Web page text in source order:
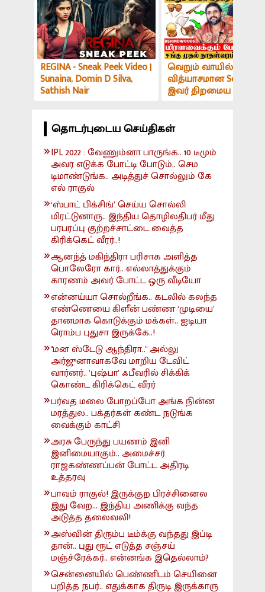
REGINA - Sneak Peek Video |
Sunaina, Domin D Silva,
Sathish Nair
வெறும் வாயில் இப்படி
வித்யாசமான Sound-
இவர் திறமைய பாத்து
தொடர்புடைய செய்திகள்
IPL 2022 : வேணும்னா பாருங்க.. 10 டீமும்
அவர எடுக்க போட்டி போடும்.. செம
டிமாண்டுங்க.. அடித்துச் சொல்லும் கே
எல் ராகுல்
‘ஸ்பாட் பிக்சிங்’ செய்ய சொல்லி
மிரட்டுனாரு.. இந்திய தொழிலதிபர் மீது
பரபரப்பு குற்றச்சாட்டை வைத்த
கிரிக்கெட் வீரர்..!
ஆனந்த் மகிந்திரா பரிசாக அளித்த
பொலேரோ கார்.. எல்லாத்துக்கும்
காரணம் அவர் போட்ட ஒரு வீடியோ
என்னய்யா சொல்றீங்க.. கடலில் கலந்த
எண்ணெயை கிளீன் பண்ண ‘முடியை’
தானமாக கொடுக்கும் மக்கள்.. ஐடியா
ரொம்ப புதுசா இருக்கே..!
"மன ஸ்டேடு ஆந்திரா.." அல்லு
அர்ஜுனாவாகவே மாறிய டேவிட்
வார்னர்.. 'புஷ்பா' ஃபீவரில் சிக்கிக்
கொண்ட கிரிக்கெட் வீரர்
பர்வத மலை போறப்போ அங்க நின்ன
மரத்துல.. பக்தர்கள் கண்ட நடுங்க
வைக்கும் காட்சி
அரசு பேருந்து பயணம் இனி
இனிமையாகும்.. அமைச்சர்
ராஜகண்ணப்பன் போட்ட அதிரடி
உத்தரவு
பாவம் ராகுல்! இருக்குற பிரச்சினைல
இது வேற... இந்திய அணிக்கு வந்த
அடுத்த தலைவலி!
அஸ்வின் திரும்ப டீம்க்கு வந்தது இப்டி
தான்.. புது ரூட் எடுத்த சஞ்சய்
மஞ்ச்ரேக்கர்.. என்னங்க இதெல்லாம்?
சென்னையில் பெண்ணிடம் செயினை
பறித்த நபர்.. எதுக்காக திருடி இருக்காரு